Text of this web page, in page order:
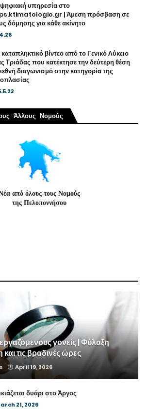
υπηρεσία στο
| Άμεση πρόσβαση σε
δόμησης για κάθε ακίνητο
βίντεο από το Γενικό Λύκειο
Τριάδας που κατέκτησε την δεύτερη θέση
διαγωνισμό στην κατηγορία της
Άλλους Νομούς
από όλους τους Νομούς
της Πελοποννήσου
γονείς | Φύλαξη
τις βραδινές ώρες
April 19, 2026
δυάρι στο Άργος
21, 2026